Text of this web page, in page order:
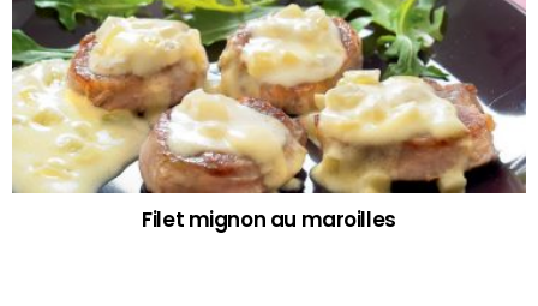
Filet mignon au maroilles